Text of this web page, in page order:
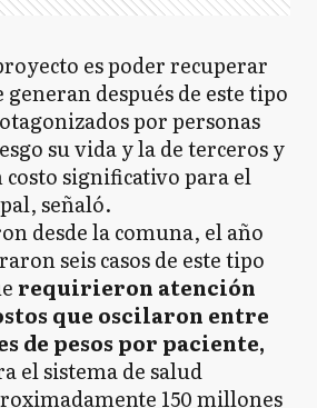
es poder recuperar
generan después de este tipo
por personas
su vida y la de terceros y
significativo para el
señaló.
desde la comuna, el año
seis casos de este tipo
requirieron atención
que oscilaron entre
de pesos por paciente,
el sistema de salud
150 millones